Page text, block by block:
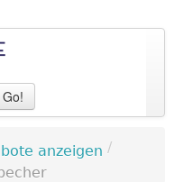
Go!
anzeigen /